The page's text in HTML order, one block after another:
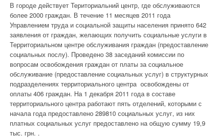
В городе действует Териториальний центр, где обслуживаются
более 2000 граждан. В течение 11 месяцев 2011 года
Управлением труда и социальной защиты населения принято 642
заявления от граждан, желающих получить социальные услуги в
Территориальном центре обслуживания граждан (предоставление
социальных послу). Проведено 38 заседаний комиссии по
вопросам освобождения граждан от платы за социальное
обслуживание (предоставление социальных услуг) в структурных
подразделениях территориального центра освобождены от
оплаты 406 граждан. На 1 декабря 2011 года в составе
территориального центра работают пять отделений, которыми с
начала года предоставлено 289810 социальных услуг, из них
платных социальных услуг предоставлено на общую сумму 19,9
тыс. грн. .